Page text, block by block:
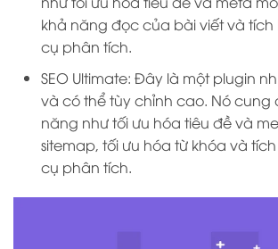
khả năng đọc của bài viết và
cụ phân tích.
SEO Ultimate: Đây là một plugin
và có thể tùy chỉnh cao. Nó cung
năng như tối ưu hóa tiêu đề và
sitemap, tối ưu hóa từ khóa và
cụ phân tích.